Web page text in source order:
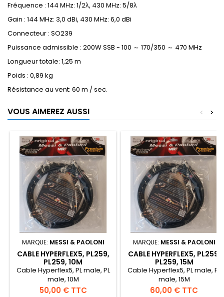
Fréquence : 144 MHz: 1/2λ, 430 MHz: 5/8λ
Gain : 144 MHz: 3,0 dBi, 430 MHz: 6,0 dBi
Connecteur : SO239
Puissance admissible : 200W SSB - 100 ～ 170/350 ～ 470 MHz
Longueur totale: 1,25 m
Poids : 0,89 kg
Résistance au vent: 60 m / sec.
VOUS AIMEREZ AUSSI >
<
MARQUE: MESSI & PAOLONI
CABLE HYPERFLEX5, PL259,
PL259, 10M
Cable Hyperflex5, PL male, PL
male, 10M
Prix
50,00 € TTC
MARQUE: MESSI & PAOLONI
CABLE HYPERFLEX5, PL259,
PL259, 15M
Cable Hyperflex5, PL male, PL
male, 15M
Prix
60,00 € TTC